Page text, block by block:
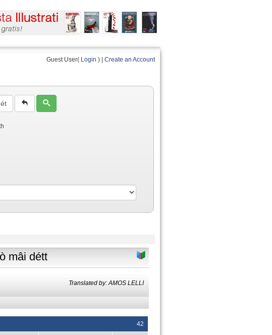
Guest User( Login ) | Create an Account
mâi détt
Translated by: AMOS LELLI
42